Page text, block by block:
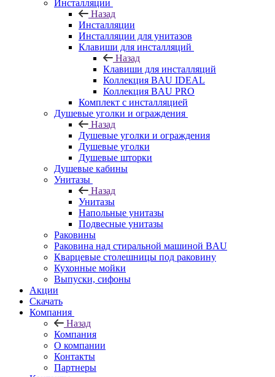
Инсталляции
Назад
Инсталляции
Инсталляции для унитазов
Клавиши для инсталляций
Назад
Клавиши для инсталляций
Коллекция BAU IDEAL
Коллекция BAU PRO
Комплект с инсталляцией
Душевые уголки и ограждения
Назад
Душевые уголки и ограждения
Душевые уголки
Душевые шторки
Душевые кабины
Унитазы
Назад
Унитазы
Напольные унитазы
Подвесные унитазы
Раковины
Раковина над стиральной машиной BAU
Кварцевые столешницы под раковину
Кухонные мойки
Выпуски, сифоны
Акции
Скачать
Компания
Назад
Компания
О компании
Контакты
Партнеры